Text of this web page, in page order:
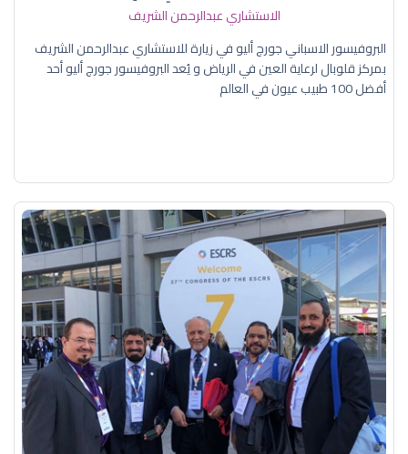
الاستشاري عبدالرحمن الشريف
البروفيسور الاسباني جورج أليو في زيارة للاستشاري عبدالرحمن الشريف
بمركز قلوبال لرعاية العين في الرياض و يُعد البروفيسور جورج أليو أحد
أفضل 100 طبيب عيون في العالم